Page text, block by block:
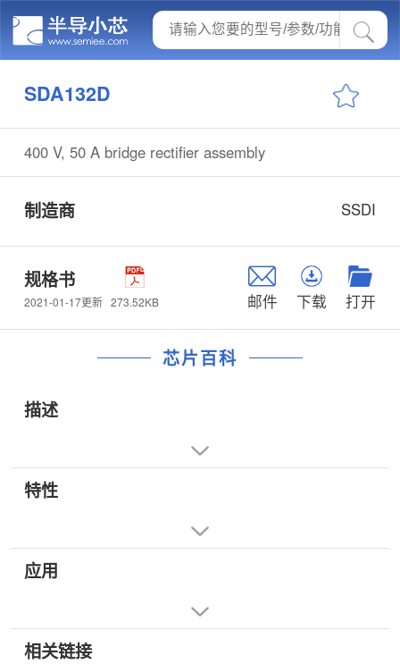
SDA132D
400 V, 50 A bridge rectifier assembly
制造商 SSDI
规格书
2021-01-17更新 273.52KB 邮件 下载 打开
芯片百科
描述
特性
应用
相关链接